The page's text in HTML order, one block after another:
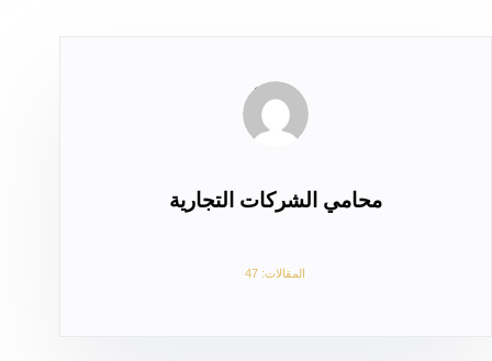
محامي الشركات التجارية
المقالات: 47